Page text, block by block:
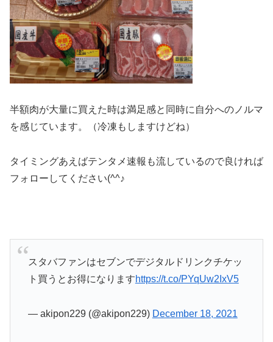
半額肉が大量に買えた時は満足感と同時に自分へのノルマ
を感じています。（冷凍もしますけどね）
タイミングあえばテンタメ速報も流しているので良ければ
フォローしてください(^^♪
スタバファンはセブンでデジタルドリンクチケッ
ト買うとお得になりますhttps://t.co/PYqUw2IxV5
— akipon229 (@akipon229) December 18, 2021